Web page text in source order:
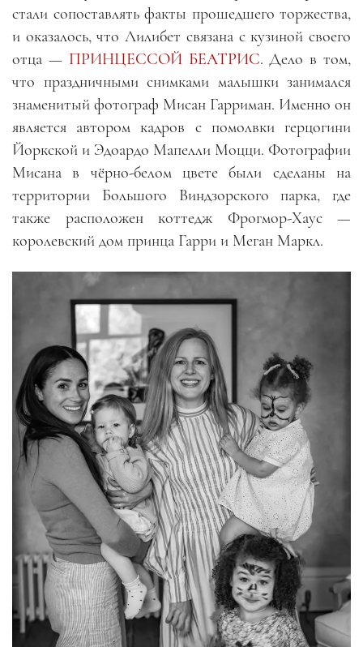
стали сопоставлять факты прошедшего торжества,
и оказалось, что Лилибет связана с кузиной своего
отца — ПРИНЦЕССОЙ БЕАТРИС. Дело в том,
что праздничными снимками малышки занимался
знаменитый фотограф Мисан Гарриман. Именно он
является автором кадров с помолвки герцогини
Йоркской и Эдоардо Мапелли Моцци. Фотографии
Мисана в чёрно-белом цвете были сделаны на
территории Большого Виндзорского парка, где
также расположен коттедж Фрогмор-Хаус —
королевский дом принца Гарри и Меган Маркл.